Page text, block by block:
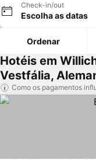
Check-in/out
Escolha as datas
Ordenar
Hotéis em
Vestfália,
Como os pagamentos